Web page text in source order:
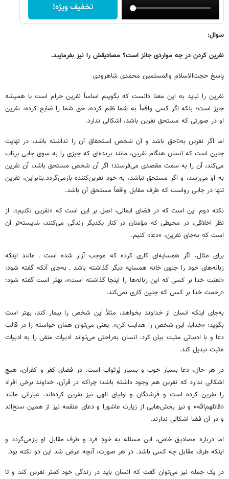
تخفیف ویژه!
سوال:
نفرین کردن در چه مواردی جائز است؟ مصادیقش را نیز بفرمایید.
پاسخ حجت‌الاسلام والمسلمین محمدی شاهرودی
نفرین را نباید به این معنا دانست که بگوییم اساساً نفرین حرام است یا همیشه
جایز است؛ بلکه اگر کسی واقعاً به شما ظلم کرده، حق شما را ضایع کرده، نفرین
او در صورتی که مستحق نفرین باشد، اشکالی ندارد.
اما اگر نفرین به‌ناحق باشد و آن شخص استحقاق آن را نداشته باشد، در نهایت
چنین است که انسان هنگام نفرین، مانند پرنده‌ای که چیزی را به سوی جایی پرتاب
می‌کند، آن را به سمت مقصدی می‌فرستد؛ اگر آن شخص مستحق باشد، آن نفرین
به او می‌رسد، و اگر مستحق نباشد، به خودِ نفرین‌کننده بازمی‌گردد.بنابراین، نفرین
تنها در جایی رواست که طرف مقابل واقعاً مستحق آن باشد.
نکته دوم این است که در فضای ایمانی، اصل بر این است که «نفرین نکنیم». از
نظر اخلاقی، در محیطی که مؤمنان در کنار یکدیگر زندگی می‌کنند، شایسته‌تر آن
است که به‌جای نفرین، «دعا» کنیم.
برای مثال، اگر همسایه‌ای کاری کرده که موجب آزار شده است ـ مانند اینکه
زباله‌های خود را جلوی خانه همسایه دیگر گذاشته باشد ـ به‌جای آنکه گفته شود:
«لعنت خدا بر کسی که این زباله‌ها را اینجا گذاشته است»، بهتر است گفته شود:
«رحمت خدا بر کسی که چنین کاری نمی‌کند.
به‌جای اینکه انسان از خداوند بخواهد، مثلاً این شخص را بیمار کند، بهتر است
بگوید: «خدایا، این شخص را هدایت کن». یعنی می‌توان همان خواسته را در قالب
دعا و با ادبیاتی مثبت بیان کرد. انسان به‌راحتی می‌تواند ادبیات منفی را به ادبیات
مثبت تبدیل کند.
در هر حال، دعا بسیار خوب و بسیار پُرثواب است. در فضای کفر و کفران، هیچ
اشکالی ندارد که نفرین هم وجود داشته باشد؛ چراکه در قرآن، خداوند برخی افراد
را نفرین کرده است و فرشتگان و اولیای الهی نیز نفرین کرده‌اند. عباراتی مانند
«قاتلهم‌الله» و نیز بخش‌هایی از زیارت عاشورا و دعای علقمه نیز از همین سنخ‌اند
و در آن فضا اشکالی ندارند.
اما درباره مصادیق خاص، این مسئله به خودِ فرد و طرف مقابل او بازمی‌گردد و
اینکه طرف مقابل چه کسی باشد. در هر صورت، آنچه عرض شد این دو نکته بود.
در یک جمله نیز می‌توان گفت که انسان باید در زندگی خود کمتر نفرین کند و تا